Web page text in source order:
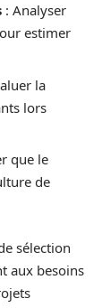
: Analyser
estimer
la
lors
que le
de
sélection
aux besoins